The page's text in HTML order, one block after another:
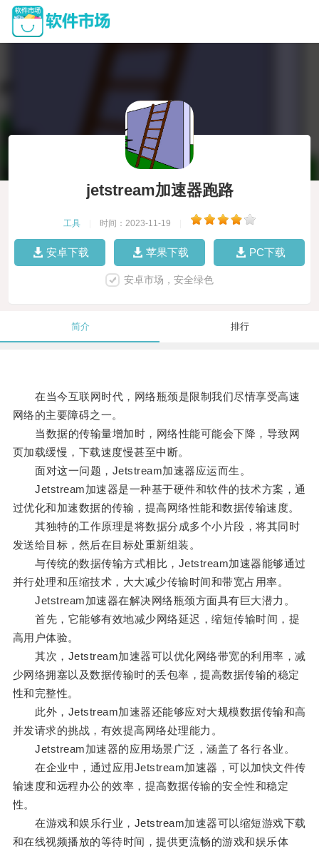
jetstream加速器跑路
工具 时间：2023-11-19
安卓下载 苹果下载 PC下载
安卓市场，安全绿色
简介 排行
在当今互联网时代，网络瓶颈是限制我们尽情享受高速
网络的主要障碍之一。
当数据的传输量增加时，网络性能可能会下降，导致网
页加载缓慢，下载速度慢甚至中断。
面对这一问题，Jetstream加速器应运而生。
Jetstream加速器是一种基于硬件和软件的技术方案，通
过优化和加速数据的传输，提高网络性能和数据传输速度。
其独特的工作原理是将数据分成多个小片段，将其同时
发送给目标，然后在目标处重新组装。
与传统的数据传输方式相比，Jetstream加速器能够通过
并行处理和压缩技术，大大减少传输时间和带宽占用率。
Jetstream加速器在解决网络瓶颈方面具有巨大潜力。
首先，它能够有效地减少网络延迟，缩短传输时间，提
高用户体验。
其次，Jetstream加速器可以优化网络带宽的利用率，减
少网络拥塞以及数据传输时的丢包率，提高数据传输的稳定
性和完整性。
此外，Jetstream加速器还能够应对大规模数据传输和高
并发请求的挑战，有效提高网络处理能力。
Jetstream加速器的应用场景广泛，涵盖了各行各业。
在企业中，通过应用Jetstream加速器，可以加快文件传
输速度和远程办公的效率，提高数据传输的安全性和稳定
性。
在游戏和娱乐行业，Jetstream加速器可以缩短游戏下载
和在线视频播放的等待时间，提供更流畅的游戏和娱乐体